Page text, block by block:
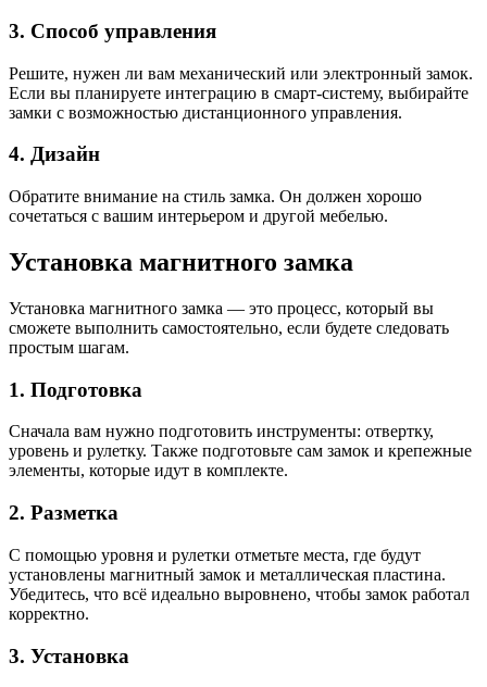
3. Способ управления
Решите, нужен ли вам механический или электронный замок.
Если вы планируете интеграцию в смарт-систему, выбирайте
замки с возможностью дистанционного управления.
4. Дизайн
Обратите внимание на стиль замка. Он должен хорошо
сочетаться с вашим интерьером и другой мебелью.
Установка магнитного замка
Установка магнитного замка — это процесс, который вы
сможете выполнить самостоятельно, если будете следовать
простым шагам.
1. Подготовка
Сначала вам нужно подготовить инструменты: отвертку,
уровень и рулетку. Также подготовьте сам замок и крепежные
элементы, которые идут в комплекте.
2. Разметка
С помощью уровня и рулетки отметьте места, где будут
установлены магнитный замок и металлическая пластина.
Убедитесь, что всё идеально выровнено, чтобы замок работал
корректно.
3. Установка